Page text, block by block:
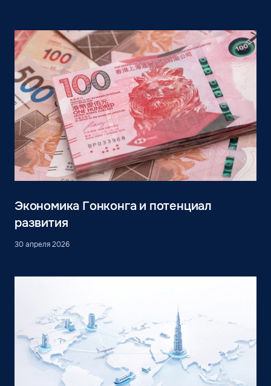
Экономика Гонконга и потенциал
развития
30 апреля 2026